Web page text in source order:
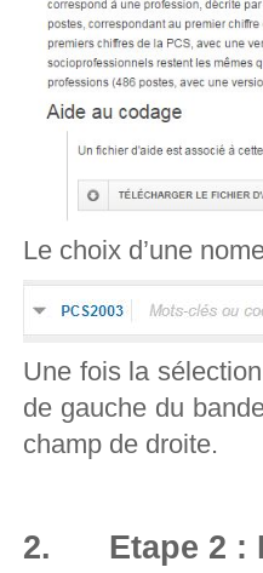
Le choix d’une
Une fois la
de gauche du
champ de droite.
2. Etape 2 :